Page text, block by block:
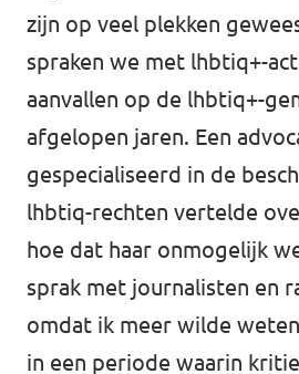
zijn op veel plekken
spraken we met lhbtiq+-
aanvallen op de lhbtiq+-
afgelopen jaren. Een
gespecialiseerd in de
lhbtiq-rechten vertelde
hoe dat haar onmogelijk
sprak met journalisten en
omdat ik meer wilde
in een periode waarin